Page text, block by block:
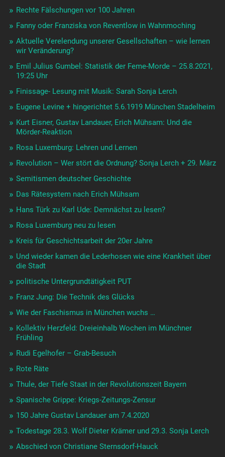
Rechte Fälschungen vor 100 Jahren
Fanny oder Franziska von Reventlow in Wahnmoching
Aktuelle Verelendung unserer Gesellschaften – wie lernen
wir Veränderung?
Emil Julius Gumbel: Statistik der Feme-Morde – 25.8.2021,
19:25 Uhr
Finissage- Lesung mit Musik: Sarah Sonja Lerch
Eugene Levine + hingerichtet 5.6.1919 München Stadelheim
Kurt Eisner, Gustav Landauer, Erich Mühsam: Und die
Mörder-Reaktion
Rosa Luxemburg: Lehren und Lernen
Revolution – Wer stört die Ordnung? Sonja Lerch + 29. März
Semitismen deutscher Geschichte
Das Rätesystem nach Erich Mühsam
Hans Türk zu Karl Ude: Demnächst zu lesen?
Rosa Luxemburg neu zu lesen
Kreis für Geschichtsarbeit der 20er Jahre
Und wieder kamen die Lederhosen wie eine Krankheit über
die Stadt
politische Untergrundtätigkeit PUT
Franz Jung: Die Technik des Glücks
Wie der Faschismus in München wuchs …
Kollektiv Herzfeld: Dreieinhalb Wochen im Münchner
Frühling
Rudi Egelhofer – Grab-Besuch
Rote Räte
Thule, der Tiefe Staat in der Revolutionszeit Bayern
Spanische Grippe: Kriegs-Zeitungs-Zensur
150 Jahre Gustav Landauer am 7.4.2020
Todestage 28.3. Wolf Dieter Krämer und 29.3. Sonja Lerch
Abschied von Christiane Sternsdorf-Hauck